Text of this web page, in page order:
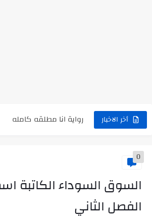
أخر الاخبار
رواية رجعت من السفر
0
السوق السوداء الكاتبة
الفصل الثاني